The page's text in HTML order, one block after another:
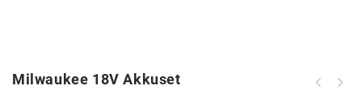
Milwaukee 18V Akkuset